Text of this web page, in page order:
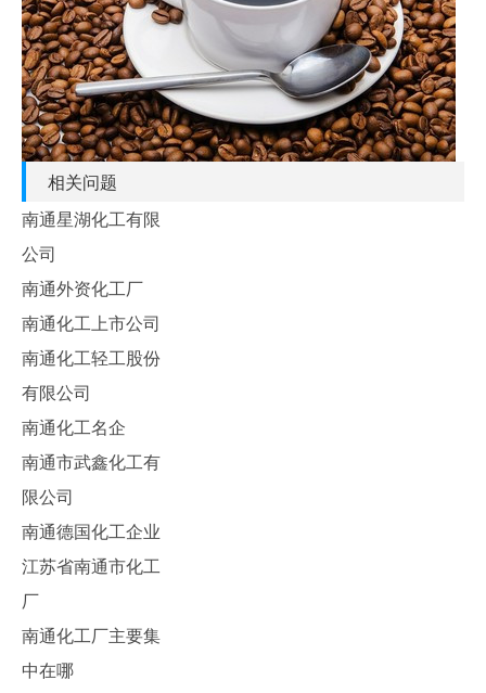
相关问题
南通星湖化工有限
公司
南通外资化工厂
南通化工上市公司
南通化工轻工股份
有限公司
南通化工名企
南通市武鑫化工有
限公司
南通德国化工企业
江苏省南通市化工
厂
南通化工厂主要集
中在哪